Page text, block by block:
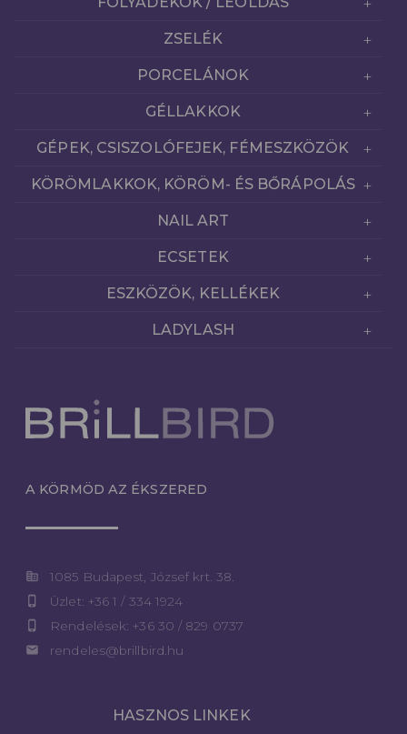
ZSELÉK
PORCELÁNOK
GÉLLAKKOK
GÉPEK, CSISZOLÓFEJEK, FÉMESZKÖZÖK
KÖRÖMLAKKOK, KÖRÖM- ÉS BŐRÁPOLÁS
NAIL ART
ECSETEK
ESZKÖZÖK, KELLÉKEK
LADYLASH
A KÖRMÖD AZ ÉKSZERED
corporate_fare 1085 Budapest, József krt. 38.
phone_iphone Üzlet: +36 1 / 334 1924
phone_iphone Rendelések: +36 30 / 829 0737
email rendeles@brillbird.hu
HASZNOS LINKEK